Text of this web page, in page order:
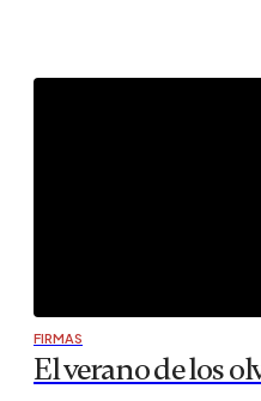
FIRMAS
El verano de los